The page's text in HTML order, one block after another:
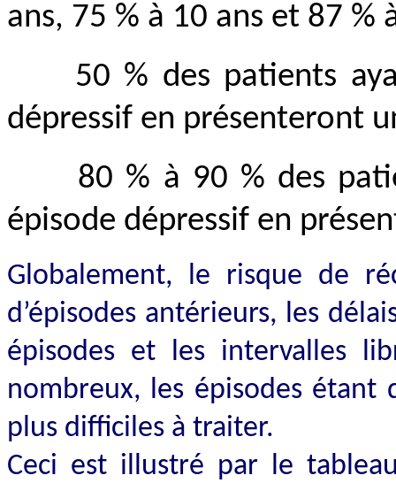
ans, 75 % à 10 ans et 87 %
50 % des patients
dépressif en présenteront
80 % à 90 % des
épisode dépressif en
Globalement, le risque de
d’épisodes antérieurs, les
épisodes et les intervalles
nombreux, les épisodes étant
plus difficiles à traiter.
Ceci est illustré par le